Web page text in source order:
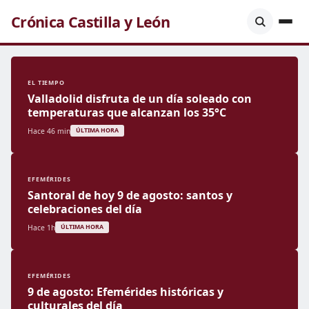
Crónica Castilla y León
EL TIEMPO
Valladolid disfruta de un día soleado con
temperaturas que alcanzan los 35°C
Hace 46 min ÚLTIMA HORA
EFEMÉRIDES
Santoral de hoy 9 de agosto: santos y
celebraciones del día
Hace 1h ÚLTIMA HORA
EFEMÉRIDES
9 de agosto: Efemérides históricas y
culturales del día